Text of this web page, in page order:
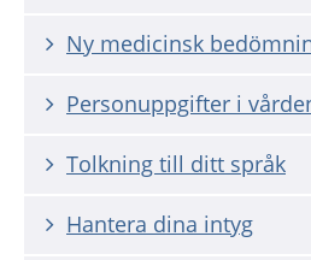
Ny medicinsk
Personuppgifter i
Tolkning till ditt språk
Hantera dina intyg